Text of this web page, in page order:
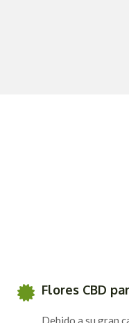
Flores CBD
Debido a su gran